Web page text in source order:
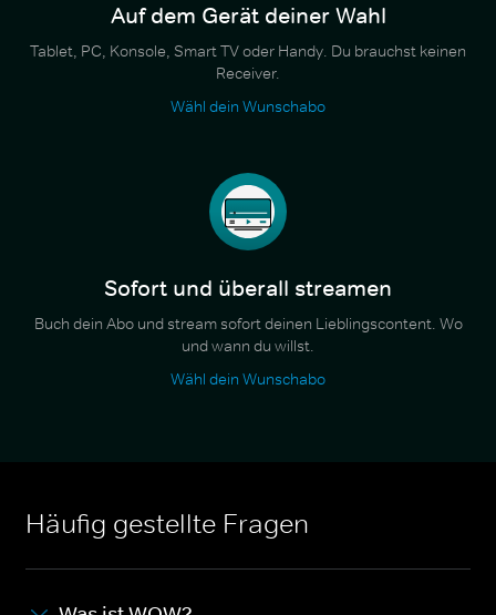
Auf dem Gerät deiner Wahl
Tablet, PC, Konsole, Smart TV oder Handy. Du brauchst keinen
Receiver.
Wähl dein Wunschabo
Sofort und überall streamen
Buch dein Abo und stream sofort deinen Lieblingscontent. Wo
und wann du willst.
Wähl dein Wunschabo
Häufig gestellte Fragen